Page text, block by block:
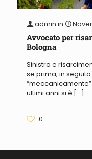
admin in
Avvocato per
Bologna
Sinistro e
se prima, in
ultimi anni si è […]
0